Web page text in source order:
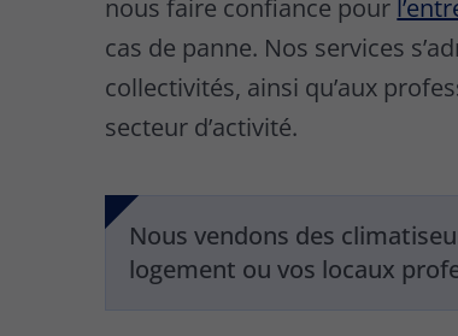
nous faire confiance pour
cas de panne. Nos services
collectivités, ainsi qu’aux
secteur d’activité.
Nous vendons des
logement ou vos locaux